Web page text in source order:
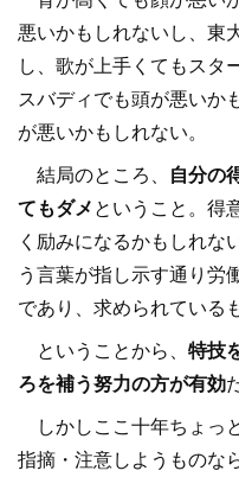
悪いかもしれないし、東
し、歌が上手くてもスタ
スバディでも頭が悪いか
が悪いかもしれない。
結局のところ、 自分の
てもダメということ。得
く励みになるかもしれな
う言葉が指し示す通り労
であり、求められている
ということから、 特技
ろを補う努力の方が有効
しかしここ十年ちょっ
指摘・注意しようものな